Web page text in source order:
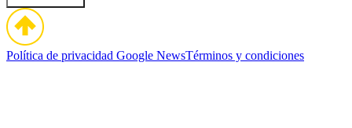
Política de privacidad Google NewsTérminos y condiciones